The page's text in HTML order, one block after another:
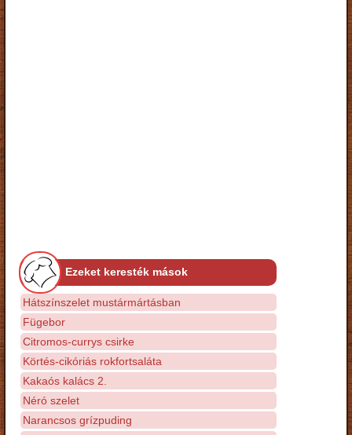
Ezeket keresték mások
Hátszínszelet mustármártásban
Fügebor
Citromos-currys csirke
Körtés-cikóriás rokfortsaláta
Kakaós kalács 2.
Néró szelet
Narancsos grízpuding